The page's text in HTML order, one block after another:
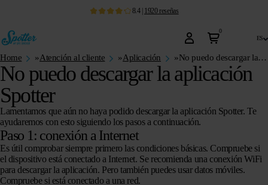
8.4| 1920 reseñas
0
es
Home »Atención al cliente »Aplicación » No puedo descargar la aplicación Spotter
No puedo descargar la aplicación
Spotter
Lamentamos que aún no haya podido descargar la aplicación Spotter. Te
ayudaremos con esto siguiendo los pasos a continuación.
Paso 1: conexión a Internet
Es útil comprobar siempre primero las condiciones básicas. Compruebe si
el dispositivo está conectado a Internet. Se recomienda una conexión WiFi
para descargar la aplicación. Pero también puedes usar datos móviles.
Compruebe si está conectado a una red.